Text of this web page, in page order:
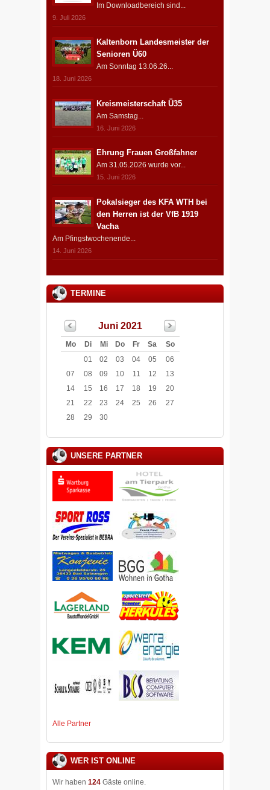
Im Downloadbereich sind...
9. Juli 2026
Kaltenborn Landesmeister der
Senioren Ü60
Am Sonntag 13.06.26...
18. Juni 2026
Kreismeisterschaft Ü35
Am Samstag...
16. Juni 2026
Ehrung Frauen Großfahner
Am 31.05.2026 wurde vor...
15. Juni 2026
Pokalsieger des KFA WTH bei
den Herren ist der VfB 1919
Vacha
Am Pfingstwochenende...
14. Juni 2026
TERMINE
Juni 2021
Mo Di Mi Do Fr Sa
So
01
02 03 04 05
06
07
08 09 10 11 12
13
14
15 16 17 18 19
20
21
22 23 24 25 26
27
28
29 30
UNSERE PARTNER
Alle Partner
WER IST ONLINE
Wir haben 124 Gäste online.